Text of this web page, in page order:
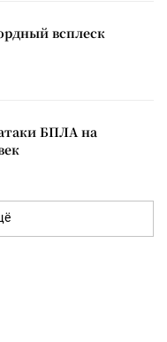
всплеск
БПЛА на